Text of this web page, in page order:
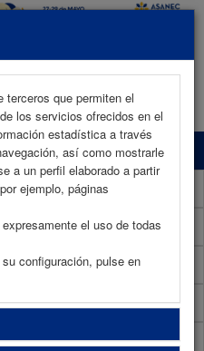
terceros que permiten el
los servicios ofrecidos en el
estadística a través
así como mostrarle
a un perfil elaborado a partir
ejemplo, páginas
el uso de todas
configuración, pulse en